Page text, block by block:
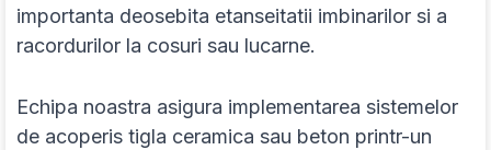
importanta deosebita etanseitatii imbinarilor si a
racordurilor la cosuri sau lucarne.
Echipa noastra asigura implementarea sistemelor
de acoperis tigla ceramica sau beton printr-un